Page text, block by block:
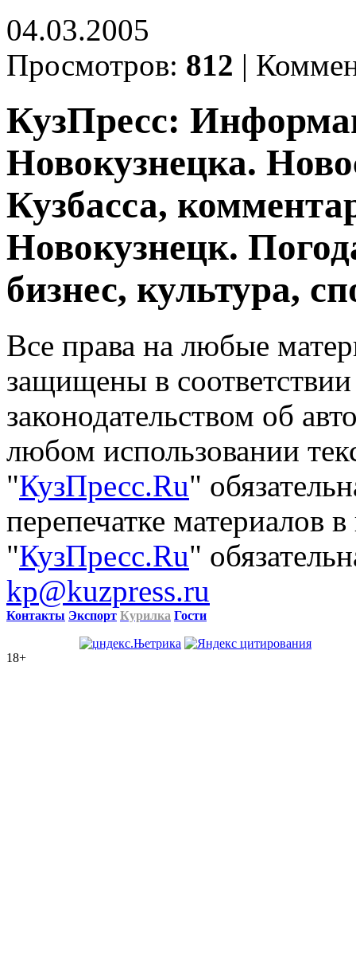
04.03.2005
Просмотров: 812 |
КузПресс:
Новокузнецка.
Кузбасса,
Новокузнецк.
бизнес, культура,
Все права на любые
защищены в
законодательством об
любом использовании
"КузПресс.Ru"
перепечатке материалов
"КузПресс.Ru"
kp@kuzpress.ru
Контакты Экспорт Курилка Гости
18+